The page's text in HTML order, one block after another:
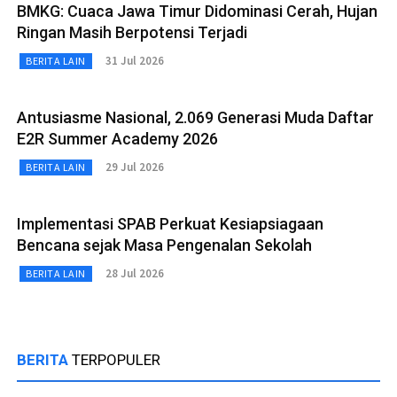
BMKG: Cuaca Jawa Timur Didominasi Cerah, Hujan
Ringan Masih Berpotensi Terjadi
BERITA LAIN 31 Jul 2026
Antusiasme Nasional, 2.069 Generasi Muda Daftar
E2R Summer Academy 2026
BERITA LAIN 29 Jul 2026
Implementasi SPAB Perkuat Kesiapsiagaan
Bencana sejak Masa Pengenalan Sekolah
BERITA LAIN 28 Jul 2026
BERITA TERPOPULER